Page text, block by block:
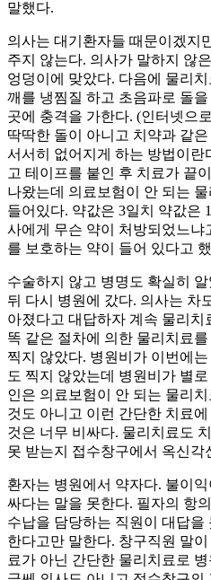
말했다.
의사는 대기환자들 때문이겠지
주지 않는다. 의사가 말하지 않
엉덩이에 맞았다. 다음에 물리
깨를 냉찜질 하고 초음파로 돌
곳에 충격을 가한다. (인터넷으
딱딱한 돌이 아니고 치약과 같
서서히 없어지게 하는 방법이란
고 테이프를 붙인 후 치료가 끝
나왔는데 의료보험이 안 되는
들어있다. 약값은 3일치 약값은
사에게 무슨 약이 처방되었느냐
를 보호하는 약이 들어 있다고
수술하지 않고 병명도 확실히
뒤 다시 병원에 갔다. 의사는 차
아졌다고 대답하자 계속 물리
똑 같은 절차에 의한 물리치료
찍지 않았다. 병원비가 이번에는
도 찍지 않았는데 병원비가 별
인은 의료보험이 안 되는 물리
것도 아니고 이런 간단한 치료
것은 너무 비싸다. 물리치료도
못 받는지 접수창구에서 옥신각
환자는 병원에서 약자다. 불이
싸다는 말을 못한다. 필자의 항
수납을 담당하는 직원이 대답을
한다고만 말한다. 창구직원 말
료가 아닌 간단한 물리치료로